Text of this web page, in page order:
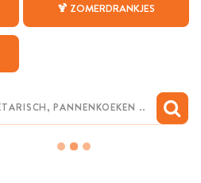
🍹 ZOMERDRANKJES